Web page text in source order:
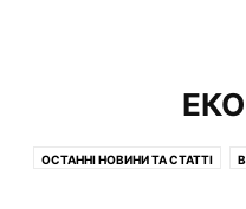
ОСТАННІ НОВИНИ ТА СТАТТІ